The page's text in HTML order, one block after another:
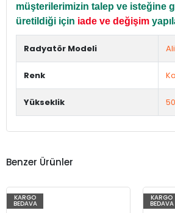
müşterilerimizin talep ve isteğine
üretildiği için iade ve değişim
Radyatör Modeli
Renk
Yükseklik
Benzer Ürünler